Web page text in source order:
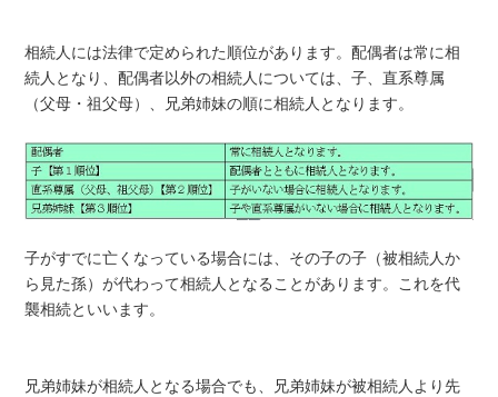
相続人には法律で定められた順位があります。配偶者は常に相
続人となり、配偶者以外の相続人については、子、直系尊属
（父母・祖父母）、兄弟姉妹の順に相続人となります。
子がすでに亡くなっている場合には、その子の子（被相続人か
ら見た孫）が代わって相続人となることがあります。これを代
襲相続といいます。
兄弟姉妹が相続人となる場合でも、兄弟姉妹が被相続人より先